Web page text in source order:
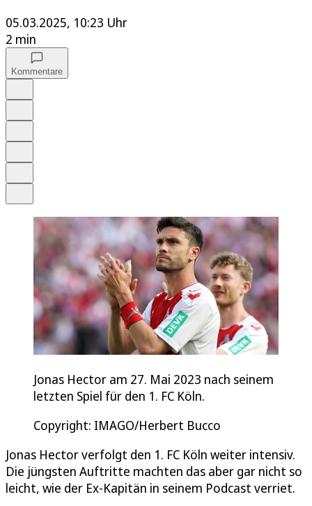
05.03.2025, 10:23 Uhr
2 min
Kommentare
Jonas Hector am 27. Mai 2023 nach seinem
letzten Spiel für den 1. FC Köln.
Copyright: IMAGO/Herbert Bucco
Jonas Hector verfolgt den 1. FC Köln weiter intensiv.
Die jüngsten Auftritte machten das aber gar nicht so
leicht, wie der Ex-Kapitän in seinem Podcast verriet.